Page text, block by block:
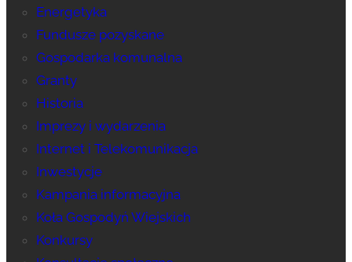
Energetyka
Fundusze pozyskane
Gospodarka komunalna
Granty
Historia
Imprezy i wydarzenia
Internet i Telekomunikacja
Inwestycje
Kampania informacyjna
Koła Gospodyń Wiejskich
Konkursy